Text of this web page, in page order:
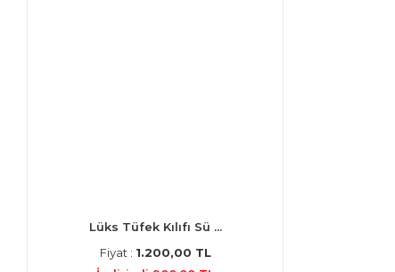
Lüks Tüfek Kılıfı Sü ...
Fiyat : 1.200,00 TL